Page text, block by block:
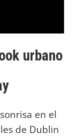
urbano
en el
de Dublin